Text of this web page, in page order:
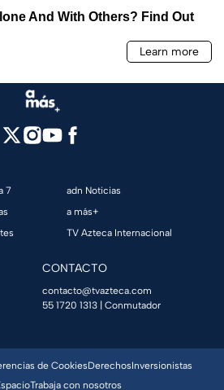
7
adn Noticias
a más+
TV Azteca Internacional
CONTACTO
contacto@tvazteca.com
55 1720 1313 | Conmutador
de CookiesDerechosInversionistas
Trabaja con nosotros